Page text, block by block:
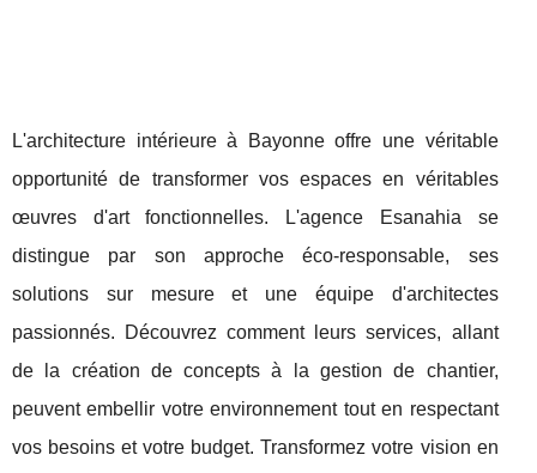
L'architecture intérieure à Bayonne offre une véritable
opportunité de transformer vos espaces en véritables
œuvres d'art fonctionnelles. L'agence Esanahia se
distingue par son approche éco-responsable, ses
solutions sur mesure et une équipe d'architectes
passionnés. Découvrez comment leurs services, allant
de la création de concepts à la gestion de chantier,
peuvent embellir votre environnement tout en respectant
vos besoins et votre budget. Transformez votre vision en